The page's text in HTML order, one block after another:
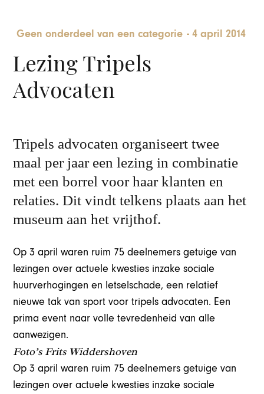
Geen onderdeel van een categorie -4 april 2014
Lezing Tripels
Advocaten
Tripels advocaten organiseert twee
maal per jaar een lezing in combinatie
met een borrel voor haar klanten en
relaties. Dit vindt telkens plaats aan het
museum aan het vrijthof.
Op 3 april waren ruim 75 deelnemers getuige van
lezingen over actuele kwesties inzake sociale
huurverhogingen en letselschade, een relatief
nieuwe tak van sport voor tripels advocaten. Een
prima event naar volle tevredenheid van alle
aanwezigen.
Foto’s Frits Widdershoven
Op 3 april waren ruim 75 deelnemers getuige van
lezingen over actuele kwesties inzake sociale